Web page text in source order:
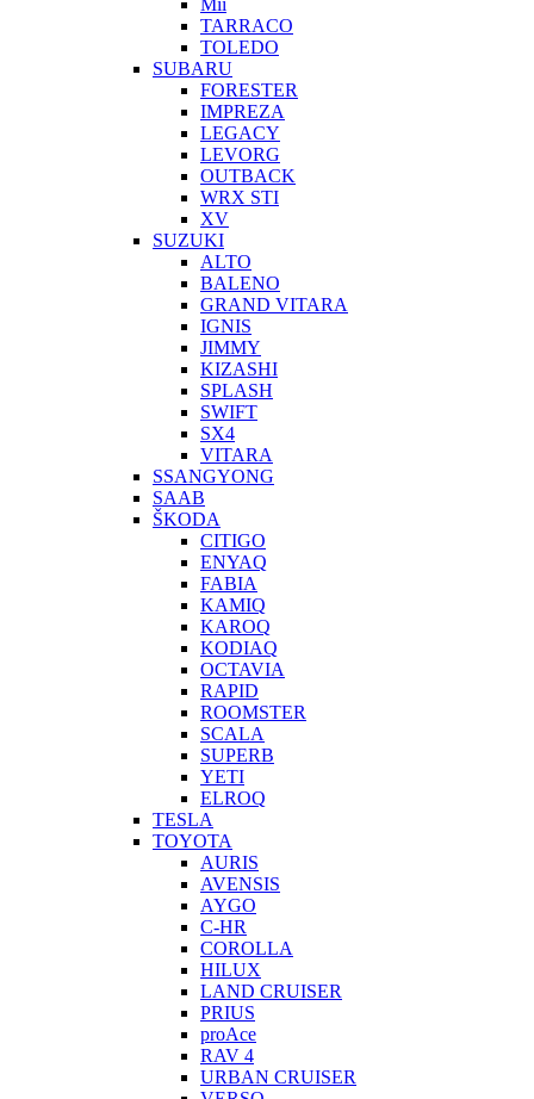
TARRACO
TOLEDO
SUBARU
FORESTER
IMPREZA
LEGACY
LEVORG
OUTBACK
WRX STI
XV
SUZUKI
ALTO
BALENO
GRAND VITARA
IGNIS
JIMMY
KIZASHI
SPLASH
SWIFT
SX4
VITARA
SSANGYONG
SAAB
ŠKODA
CITIGO
ENYAQ
FABIA
KAMIQ
KAROQ
KODIAQ
OCTAVIA
RAPID
ROOMSTER
SCALA
SUPERB
YETI
ELROQ
TESLA
TOYOTA
AURIS
AVENSIS
AYGO
C-HR
COROLLA
HILUX
LAND CRUISER
PRIUS
proAce
RAV 4
URBAN CRUISER